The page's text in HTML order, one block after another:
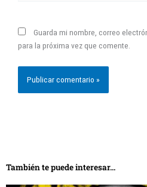
Guarda mi nombre, correo
para la próxima vez que comente.
También te puede interesar...